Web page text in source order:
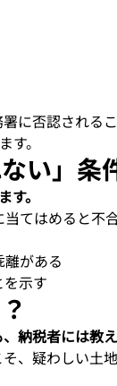
に否認される
。
い」条
。
てはめると不
がある
示す
納税者には教
、疑わしい土